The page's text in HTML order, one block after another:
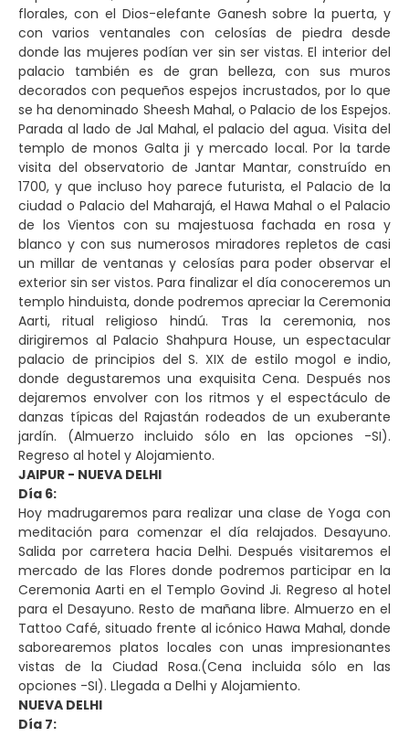
florales, con el Dios-elefante Ganesh sobre la puerta, y
con varios ventanales con celosías de piedra desde
donde las mujeres podían ver sin ser vistas. El interior del
palacio también es de gran belleza, con sus muros
decorados con pequeños espejos incrustados, por lo que
se ha denominado Sheesh Mahal, o Palacio de los Espejos.
Parada al lado de Jal Mahal, el palacio del agua. Visita del
templo de monos Galta ji y mercado local. Por la tarde
visita del observatorio de Jantar Mantar, construído en
1700, y que incluso hoy parece futurista, el Palacio de la
ciudad o Palacio del Maharajá, el Hawa Mahal o el Palacio
de los Vientos con su majestuosa fachada en rosa y
blanco y con sus numerosos miradores repletos de casi
un millar de ventanas y celosías para poder observar el
exterior sin ser vistos. Para finalizar el día conoceremos un
templo hinduista, donde podremos apreciar la Ceremonia
Aarti, ritual religioso hindú. Tras la ceremonia, nos
dirigiremos al Palacio Shahpura House, un espectacular
palacio de principios del S. XIX de estilo mogol e indio,
donde degustaremos una exquisita Cena. Después nos
dejaremos envolver con los ritmos y el espectáculo de
danzas típicas del Rajastán rodeados de un exuberante
jardín. (Almuerzo incluido sólo en las opciones -SI).
Regreso al hotel y Alojamiento.
JAIPUR - NUEVA DELHI
Día 6:
Hoy madrugaremos para realizar una clase de Yoga con
meditación para comenzar el día relajados. Desayuno.
Salida por carretera hacia Delhi. Después visitaremos el
mercado de las Flores donde podremos participar en la
Ceremonia Aarti en el Templo Govind Ji. Regreso al hotel
para el Desayuno. Resto de mañana libre. Almuerzo en el
Tattoo Café, situado frente al icónico Hawa Mahal, donde
saborearemos platos locales con unas impresionantes
vistas de la Ciudad Rosa.(Cena incluida sólo en las
opciones -SI). Llegada a Delhi y Alojamiento.
NUEVA DELHI
Día 7: